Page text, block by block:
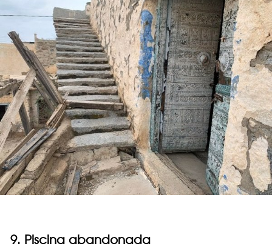
9. Piscina abandonada